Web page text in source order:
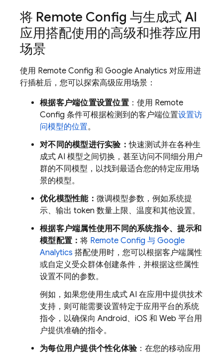
将 Remote Config 与生成式 AI
应用搭配使用的高级和推荐应用
场景
使用 Remote Config 和 Google Analytics 对应用进
行插桩后，您可以探索高级应用场景：
根据客户端位置设置位置：使用 Remote
Config 条件可根据检测到的客户端位置设置访
问模型的位置。
对不同的模型进行实验：快速测试并在各种生
成式 AI 模型之间切换，甚至访问不同细分用户
群的不同模型，以找到最适合您的特定应用场
景的模型。
优化模型性能： 微调模型参数，例如系统提
示、输出 token 数量上限、温度和其他设置。
根据客户端属性使用不同的系统指令、提示和
模型配置：将 Remote Config 与Google
Analytics 搭配使用时，您可以根据客户端属性
或自定义受众群体创建条件，并根据这些属性
设置不同的参数。
例如，如果您使用生成式 AI 在应用中提供技术
支持，则可能需要设置特定于应用平台的系统
指令，以确保向 Android、iOS 和 Web 平台用
户提供准确的指令。
为每位用户提供个性化体验：在您的移动应用